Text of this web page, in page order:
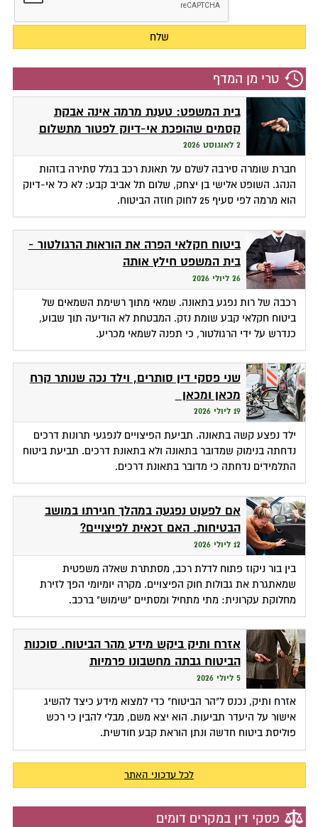
טרי מן המדף
בית המשפט: טענת מרמה אינה אבקת
קסמים שהופכת אי-דיוק לפטור מתשלום
2 לאוגוסט 2026
חברת שומרה סירבה לשלם על תאונת רכב בגלל סתירה בזהות
הנהג. השופט אלישי בן יצחק, שלום תל אביב קבע: לא כל אי-דיוק
הוא מרמה לפי סעיף 25 לחוק חוזה הביטוח.
ביטוח חקלאי הפרה את הוראות הרגולטור -
בית המשפט חילץ אותה
26 ליולי 2026
רכבה של רות נפגע בתאונה. שמאי מתוך רשימת השמאים של
ביטוח חקלאי קבע שומת נזק. המבטחת לא הודיעה תוך שבוע,
כנדרש על ידי הרגולטור, כי תפנה לשמאי מכריע.
שני פסקי דין סותרים, וילד נכה שנותר קרח
מכאן ומכאן
19 ליולי 2026
ילד נפצע קשה בתאונה. תביעת הפיצויים לנפגעי תרונות דרכים
נדחתה בנימוק שמדובר בתאונה ולא בתאונת דרכים. תביעת ביטוח
התלמידים נדחתה כי מדובר בתאונת דרכים.
אם לפעוט נפגעה במהלך חגירתו במושב
הבטיחות. האם זכאית לפיצויים?
12 ליולי 2026
בין בור ניקוז פתוח לדלת רכב, מסתתרת שאלה משפטית
שמאתגרת את גבולות חוק הפיצויים. מקרה יומיומי הפך לזירת
מחלוקת עקרונית: מתי מתחיל ומסתיים "שימוש" ברכב.
אזרח ותיק ביקש מידע מהר הביטוח. סוכנות
הביטוח גבתה מחשבונו פרמיות
5 ליולי 2026
אזרח ותיק, נכנס ל"הר הביטוח" כדי למצוא מידע כיצד להשיג
אישור על היעדר תביעות. הוא יצא משם, מבלי להבין כי רכש
פוליסת ביטוח חדשה ונתן הוראת קבע חודשית.
לכל עדכוני האתר
פסקי דין במקרים דומים